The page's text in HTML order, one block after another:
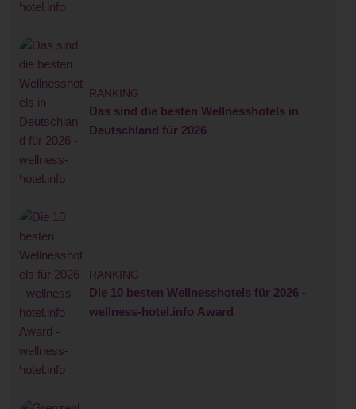
RANKING
Das sind die besten Wellnesshotels in
Deutschland für 2026
RANKING
Die 10 besten Wellnesshotels für 2026 -
wellness-hotel.info Award